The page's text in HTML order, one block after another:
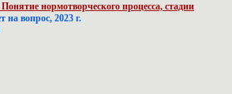
нормотворческого процесса, стадии
на вопрос, 2023 г.